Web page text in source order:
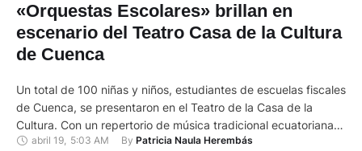
«Orquestas Escolares» brillan en
escenario del Teatro Casa de la Cultura
de Cuenca
Un total de 100 niñas y niños, estudiantes de escuelas fiscales
de Cuenca, se presentaron en el Teatro de la Casa de la
Cultura. Con un repertorio de música tradicional ecuatoriana,
los pequeños músicos deleitaron al público que llenó la sala. El
abril 19 5:03 AM By Patricia Naula Herembás